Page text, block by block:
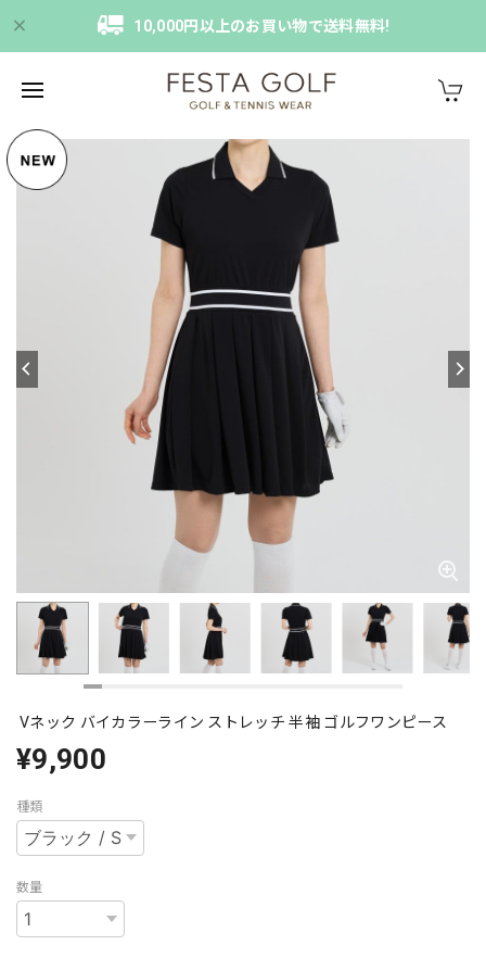
10,000円以上のお買い物で送料無料!
Vネック バイカラーライン ストレッチ 半袖 ゴルフワンピース
¥9,900
種類
数量